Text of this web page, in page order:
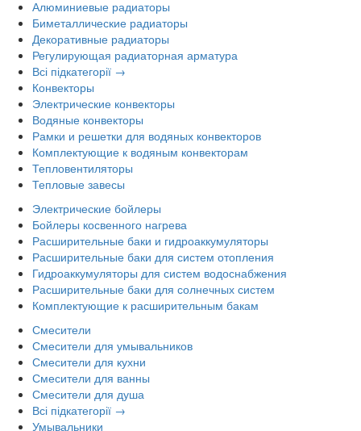
Алюминиевые радиаторы
Биметаллические радиаторы
Декоративные радиаторы
Регулирующая радиаторная арматура
Всі підкатегорії →
Конвекторы
Электрические конвекторы
Водяные конвекторы
Рамки и решетки для водяных конвекторов
Комплектующие к водяным конвекторам
Тепловентиляторы
Тепловые завесы
Электрические бойлеры
Бойлеры косвенного нагрева
Расширительные баки и гидроаккумуляторы
Расширительные баки для систем отопления
Гидроаккумуляторы для систем водоснабжения
Расширительные баки для солнечных систем
Комплектующие к расширительным бакам
Смесители
Смесители для умывальников
Смесители для кухни
Смесители для ванны
Смесители для душа
Всі підкатегорії →
Умывальники